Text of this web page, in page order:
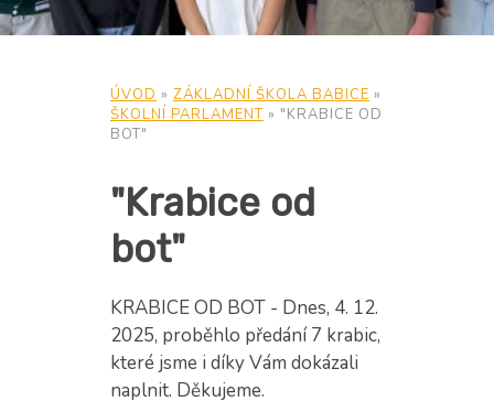
ÚVOD » ZÁKLADNÍ ŠKOLA BABICE »
ŠKOLNÍ PARLAMENT » "KRABICE OD
BOT"
"Krabice od
bot"
KRABICE OD BOT - Dnes, 4. 12.
2025, proběhlo předání 7 krabic,
které jsme i díky Vám dokázali
naplnit. Děkujeme.